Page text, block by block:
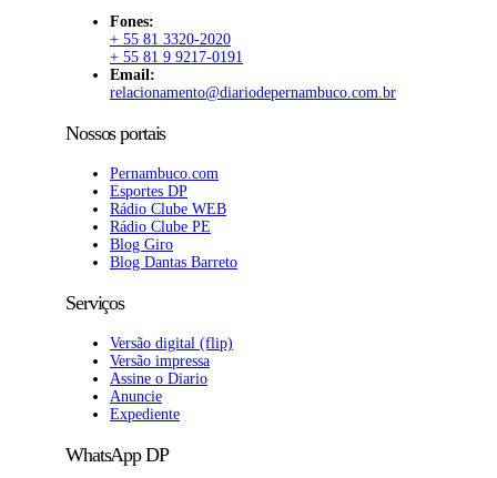
Fones:
+ 55 81 3320-2020
+ 55 81 9 9217-0191
Email:
relacionamento@diariodepernambuco.com.br
Nossos portais
Pernambuco.com
Esportes DP
Rádio Clube WEB
Rádio Clube PE
Blog Giro
Blog Dantas Barreto
Serviços
Versão digital (flip)
Versão impressa
Assine o Diario
Anuncie
Expediente
WhatsApp DP